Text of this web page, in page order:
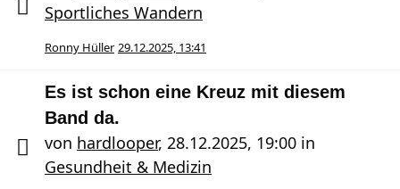
Sportliches Wandern
Ronny Hüller 29.12.2025, 13:41
Es ist schon eine Kreuz mit diesem
Band da.
von hardlooper, 28.12.2025, 19:00 in
Gesundheit & Medizin